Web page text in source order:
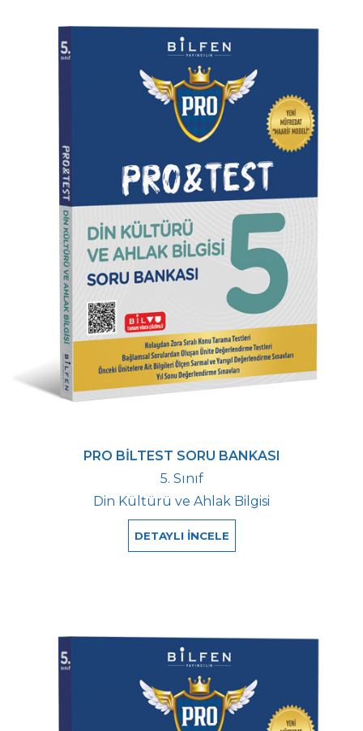
PRO BİLTEST SORU BANKASI
5. Sınıf
Din Kültürü ve Ahlak Bilgisi
DETAYLI İNCELE